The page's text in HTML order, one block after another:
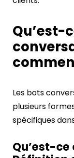
Qu’est-
Les bots
plusieurs
spécifiques
Qu’est-ce